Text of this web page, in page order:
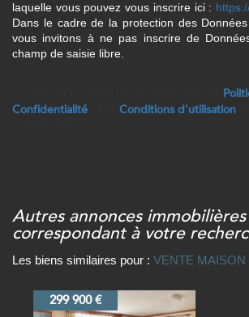
laquelle vous pouvez vous inscrire ici :
Dans le cadre de la protection des
vous invitons à ne pas inscrire de
champ de saisie libre.
Confidentialité
Conditions d'utilisation
autres annonces immobilières
correspondant à votre
Les biens similaires pour : VENTE MAISON
299 000 €